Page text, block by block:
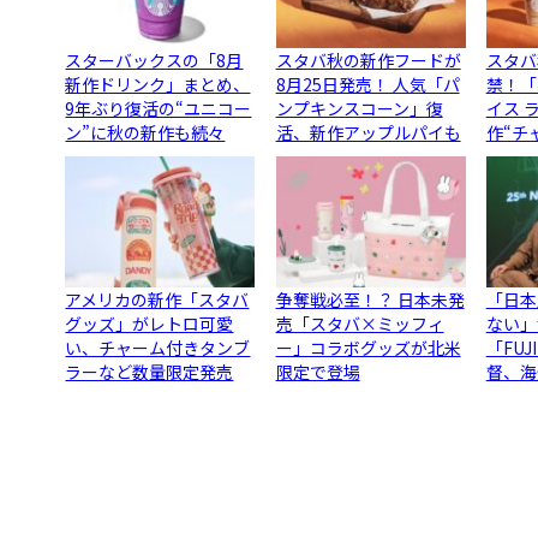
スターバックスの「8月
新作ドリンク」まとめ、
9年ぶり復活の“ユニコー
ン”に秋の新作も続々
スタバ秋の新作フードが
8月25日発売！ 人気「パ
ンプキンスコーン」復
活、新作アップルパイも
スタ
禁！
イス
作“チ
アメリカの新作「スタバ
グッズ」がレトロ可愛
い、チャーム付きタンブ
ラーなど数量限定発売
争奪戦必至！？ 日本未発
売「スタバ×ミッフィ
ー」コラボグッズが北米
限定で登場
「日
ない
「
督、